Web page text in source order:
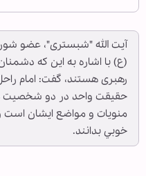
آیت الله "شبستری"، عضو
(ع) با اشاره به این ‌که
رهبری هستند، گفت: امام
حقیقت واحد در دو شخصیت
منویات و مواضع ایشان است
خوبي بدانند.